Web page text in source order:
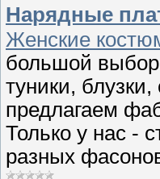
Нарядные
Женские
большой выбор
туники,
предлагаем
Только у нас -
разных